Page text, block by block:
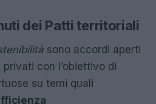
dei Patti territoriali
sono accordi aperti
con l’obiettivo di
su temi quali